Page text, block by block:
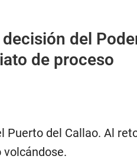
decisión del
de proceso
Puerto del Callao. Al
volcándose.